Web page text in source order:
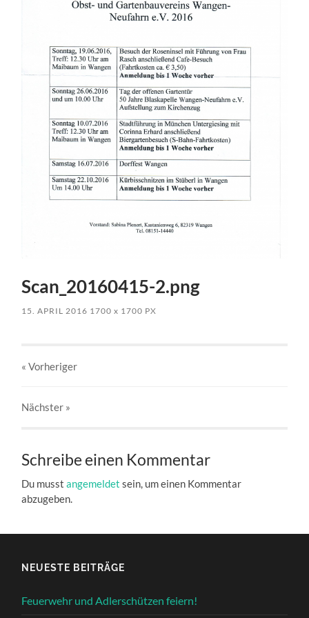
Scan_20160415-2.png
15. APRIL 2016 1700x 1700 PX
« Vorheriger
Nächster »
Schreibe einen Kommentar
Du musstangemeldet sein, um einen Kommentar
abzugeben.
NEUESTE BEITRÄGE
Feuerwehr und Adlerschützen feiern!